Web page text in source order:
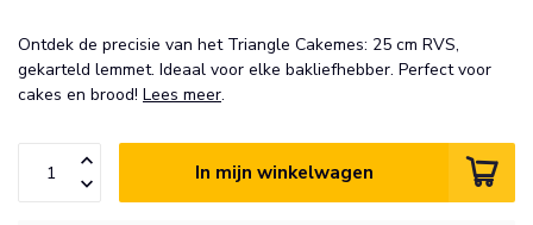
Ontdek de precisie van het Triangle Cakemes: 25 cm RVS,
gekarteld lemmet. Ideaal voor elke bakliefhebber. Perfect voor
cakes en brood! Lees meer.
In mijn winkelwagen